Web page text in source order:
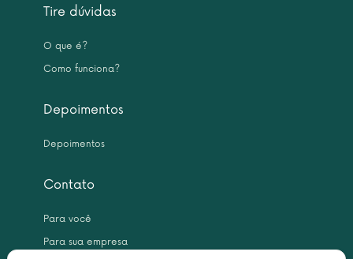
Tire dúvidas
O que é?
Como funciona?
Depoimentos
Depoimentos
Contato
Para você
Para sua empresa